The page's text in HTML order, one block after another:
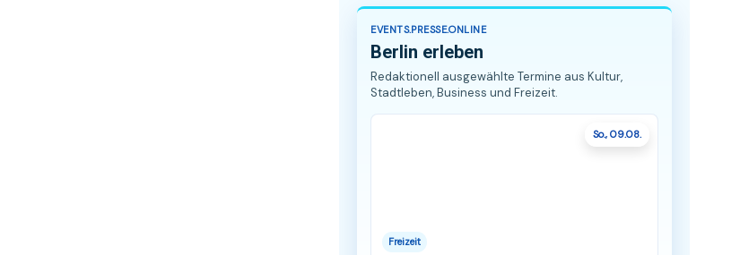
EVENTS.PRESSE.ONLINE
Berlin erleben
Redaktionell ausgewählte Termine aus Kultur,
Stadtleben, Business und Freizeit.
So., 09.08.
Freizeit